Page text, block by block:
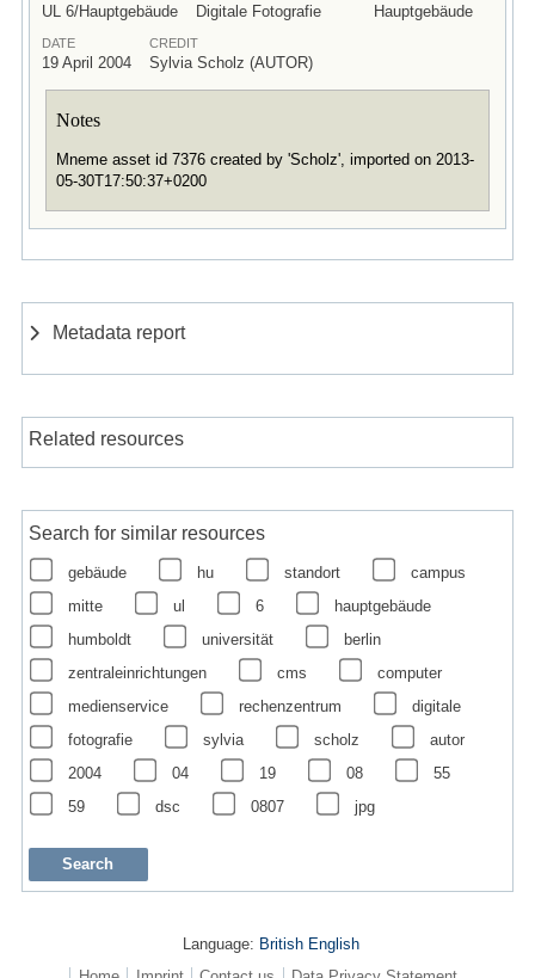
UL 6/Hauptgebäude Digitale Fotografie Hauptgebäude
DATE
19 April 2004
CREDIT
Sylvia Scholz (AUTOR)
Notes
Mneme asset id 7376 created by 'Scholz', imported on 2013-
05-30T17:50:37+0200
Metadata report
Related resources
Search for similar resources
gebäude hu standort
campus
mitte
ul 6
hauptgebäude
humboldt
universität
berlin
zentraleinrichtungen
cms
computer
medienservice
rechenzentrum
digitale
fotografie
sylvia scholz
autor
2004
04 19 08
55
59
dsc 0807 jpg
Language: British English